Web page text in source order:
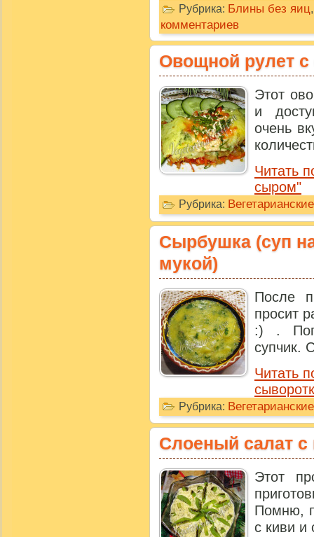
Рубрика: Блины без яиц
комментариев
Овощной рулет
Этот
и
очень
Читать
сыром"
Рубрика:
Сырбушка (суп
мукой)
После
просит
:) .
супчик.
Читать
Рубрика:
Слоеный салат
Этот
Помню,
с киви и